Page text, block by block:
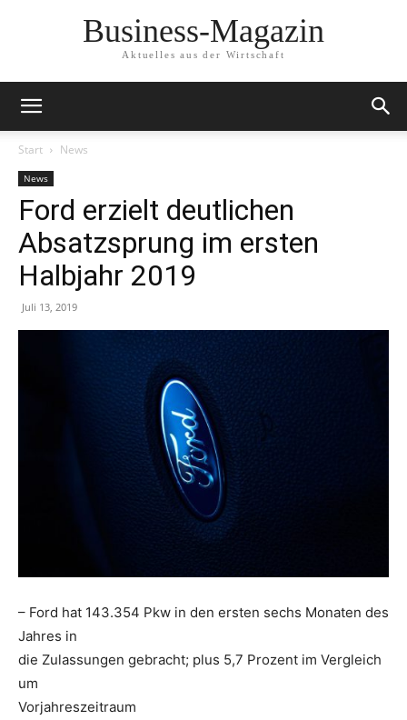
Business-Magazin
Aktuelles aus der Wirtschaft
Start News
News
Ford erzielt deutlichen
Absatzsprung im ersten
Halbjahr 2019
Juli 13, 2019
– Ford hat 143.354 Pkw in den ersten sechs Monaten des
Jahres in
die Zulassungen gebracht; plus 5,7 Prozent im Vergleich
um
Vorjahreszeitraum